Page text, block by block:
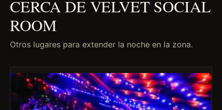
CERCA DE VELVET SOCIAL
ROOM
Otros lugares para extender la noche en la zona.